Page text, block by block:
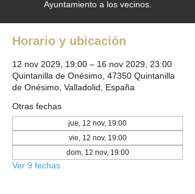
Ayuntamiento a los vecinos.
Horario y ubicación
12 nov 2029, 19:00 – 16 nov 2029, 23:00
Quintanilla de Onésimo, 47350 Quintanilla
de Onésimo, Valladolid, España
Otras fechas
jue, 12 nov, 19:00
vie, 12 nov, 19:00
dom, 12 nov, 19:00
Ver 9 fechas